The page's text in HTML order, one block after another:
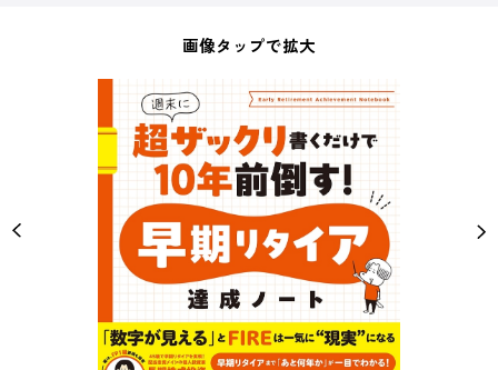
画像タップで拡大